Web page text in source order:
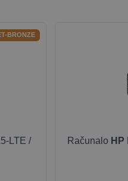
BRONZE
LTE /
Računalo HP